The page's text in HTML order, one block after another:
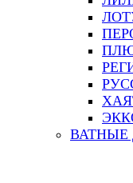
ВАТНЫЕ